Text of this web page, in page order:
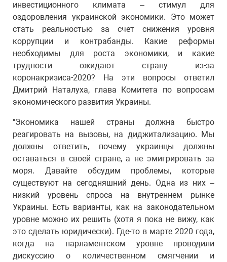
инвестиционного климата – стимул для
оздоровления украинской экономики. Это может
стать реальностью за счет снижения уровня
коррупции и контрабанды. Какие реформы
необходимы для роста экономики, и какие
трудности ожидают страну из-за
коронакризиса-2020? На эти вопросы ответил
Дмитрий Наталуха, глава Комитета по вопросам
экономического развития Украины.
"Экономика нашей страны должна быстро
реагировать на вызовы, на диджитализацию. Мы
должны ответить, почему украинцы должны
оставаться в своей стране, а не эмигрировать за
моря. Давайте обсудим проблемы, которые
существуют на сегодняшний день. Одна из них –
низкий уровень спроса на внутреннем рынке
Украины. Есть варианты, как на законодательном
уровне можно их решить (хотя я пока не вижу, как
это сделать юридически). Где-то в марте 2020 года,
когда на парламентском уровне проводили
дискуссию о количественном смягчении и